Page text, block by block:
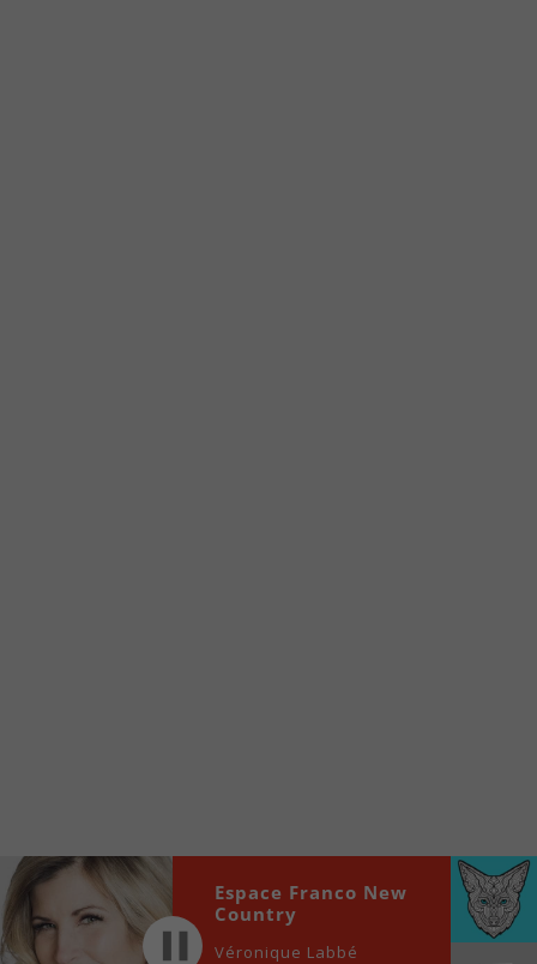
locale vous sont maintenant accessibles en un clic!
Audio
Player
00:00 00:00
Espace Franco New
Country
Véronique Labbé